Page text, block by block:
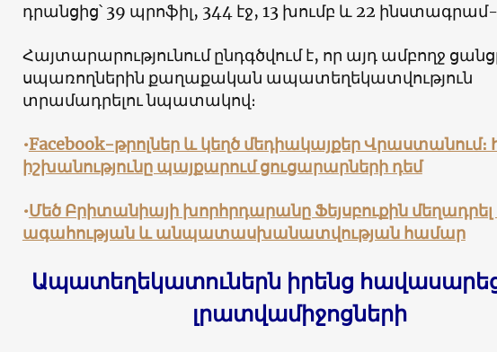
դրանցից՝ 39 պրոֆիլ, 344 էջ, 13 խումբ և 22 ինստագրամ-
Հայտարարությունում ընդգծվում է, որ այդ ամբողջ
սպառողներին քաղաքական ապատեղեկատվություն
տրամադրելու նպատակով։
•Facebook-թրոլներ և կեղծ մեդիակայքեր Վրաստանում։
իշխանությունը պայքարում ցուցարարների դեմ
•Մեծ Բրիտանիայի խորհրդարանը Ֆեյսբուքին մեղադրել
ագահության և անպատասխանատվության համար
Ապատեղեկատուներն իրենց
լրատվամիջոցների